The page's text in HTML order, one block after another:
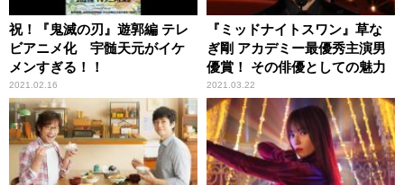
祝！『鬼滅の刃』遊郭編 テレ
ビアニメ化 宇髄天元がイケ
メンすぎる！！
2021.02.16
『ミッドナイトスワン』草な
ぎ剛 アカデミー最優秀主演男
優賞！ その俳優としての魅力
2021.03.22